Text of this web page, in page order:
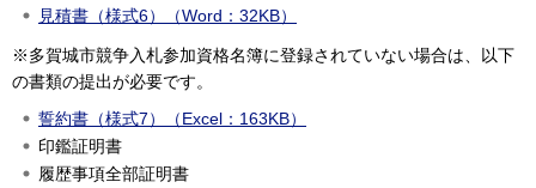
見積書（様式6）（Word：32KB）
※多賀城市競争入札参加資格名簿に登録されていない場合は、以下
の書類の提出が必要です。
誓約書（様式7）（Excel：163KB）
印鑑証明書
履歴事項全部証明書